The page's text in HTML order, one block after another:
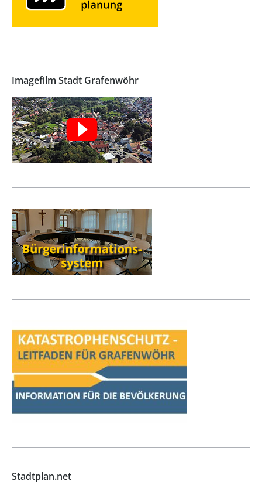
Imagefilm Stadt Grafenwöhr
Stadtplan.net